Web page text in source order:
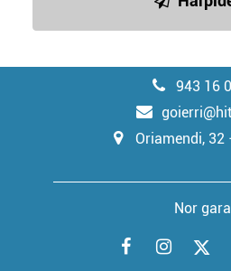
943 16
Oriamendi, 32
Nor gara